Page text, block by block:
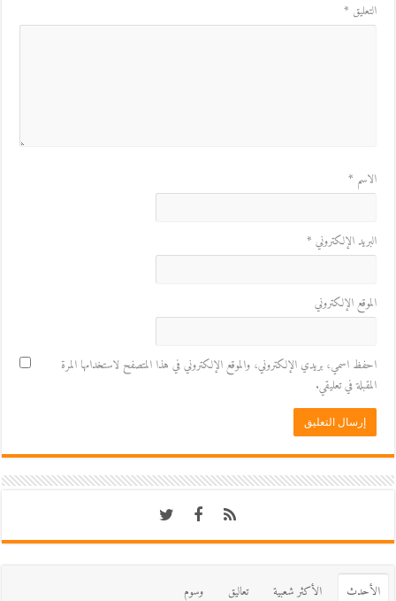
التعليق *
الاسم *
البريد الإلكتروني *
الموقع الإلكتروني
احفظ اسمي، بريدي الإلكتروني، والموقع الإلكتروني في هذا المتصفح لاستخدامها المرة
المقبلة في تعليقي.
اﻷحدث اﻷكثر شعبية تعاليق وسوم